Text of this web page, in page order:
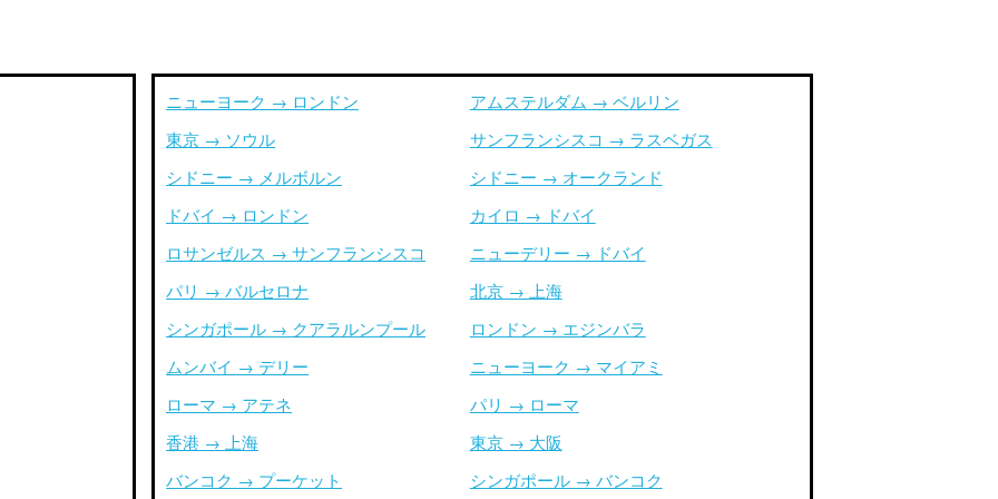
ニューヨーク → ロンドン
東京 → ソウル
シドニー → メルボルン
ドバイ → ロンドン
ロサンゼルス → サンフランシスコ
パリ → バルセロナ
シンガポール → クアラルンプール
ムンバイ → デリー
ローマ → アテネ
香港 → 上海
バンコク → プーケット
アムステルダム → ベルリン
サンフランシスコ → ラスベガス
シドニー → オークランド
カイロ → ドバイ
ニューデリー → ドバイ
北京 → 上海
ロンドン → エジンバラ
ニューヨーク → マイアミ
パリ → ローマ
東京 → 大阪
シンガポール → バンコク